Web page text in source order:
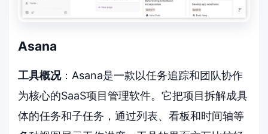
Asana
工具概况：Asana是一款以任务追踪和团队协作
为核心的SaaS项目管理软件。它把项目拆解成具
体的任务和子任务，通过列表、看板和时间轴等